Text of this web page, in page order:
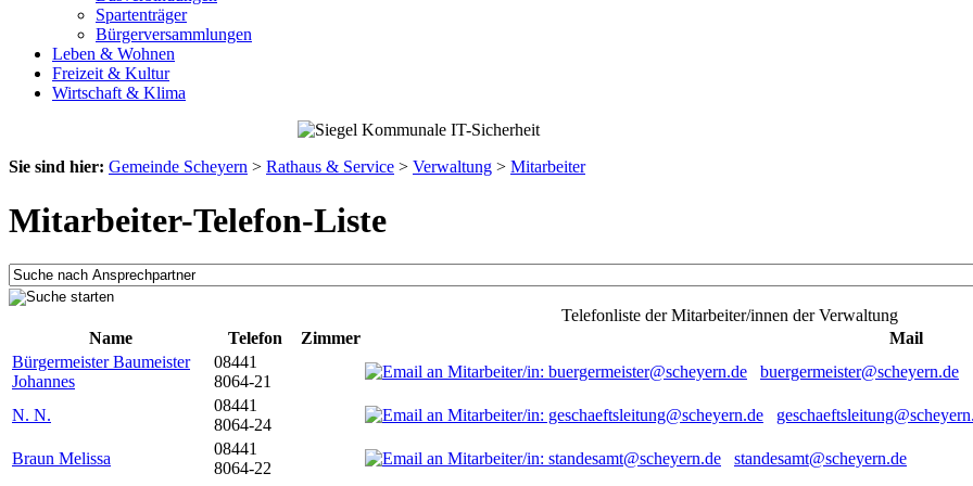
Spartenträger
Bürgerversammlungen
Leben & Wohnen
Freizeit & Kultur
Wirtschaft & Klima
Sie sind hier: Gemeinde Scheyern > Rathaus & Service > Verwaltung > Mitarbeiter
Mitarbeiter-Telefon-Liste
Telefonliste der Mitarbeiter/innen der Verwaltung
Name
Telefon Zimmer
Mail
Bürgermeister Baumeister
Johannes
08441
8064-21
buergermeister@scheyern.de
N. N.
08441
8064-24
Braun Melissa
08441
8064-22
standesamt@scheyern.de